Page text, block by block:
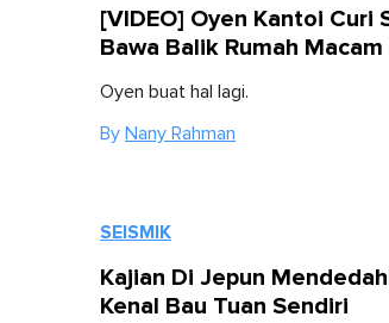
[VIDEO] Oyen Kantoi Curi
Bawa Balik Rumah
Oyen buat hal lagi.
By Nany Rahman
SEISMIK
Kajian Di Jepun
Kenal Bau Tuan Sendiri